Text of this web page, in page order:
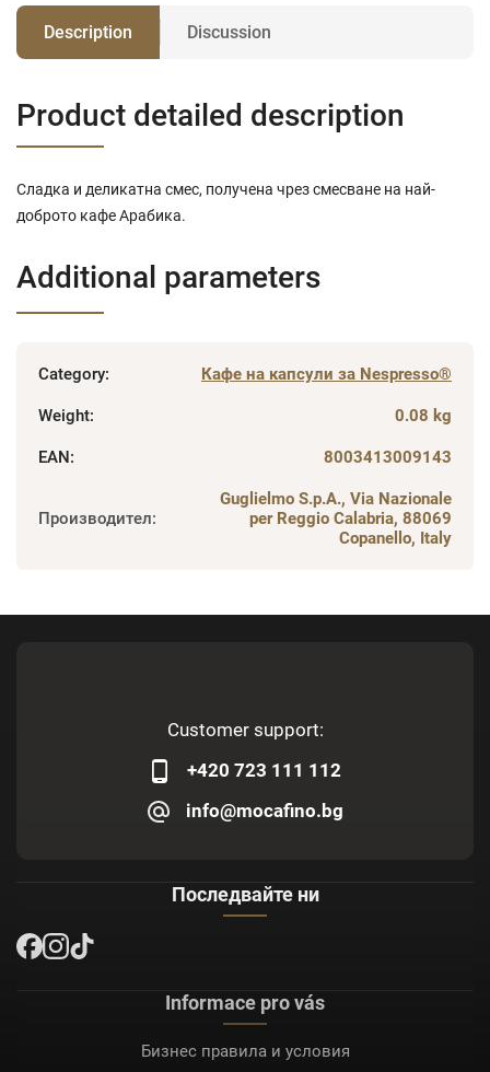
Description Discussion
Product detailed description
Сладка и деликатна смес, получена чрез смесване на най-
доброто кафе Арабика.
Additional parameters
Category: Кафе на капсули за Nespresso®
Weight: 0.08 kg
EAN: 8003413009143
Производител:
Guglielmo S.p.A., Via Nazionale
per Reggio Calabria, 88069
Copanello, Italy
Customer support:
+420 723 111 112
info@mocafino.bg
Последвайте ни
Informace pro vás
Бизнес правила и условия